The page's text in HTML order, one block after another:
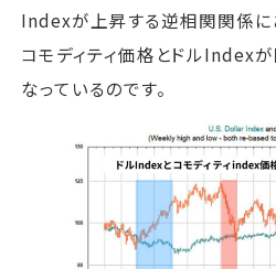
Indexが上昇する逆相関関係に
コモディティ価格とドルIndex
なっているのです。